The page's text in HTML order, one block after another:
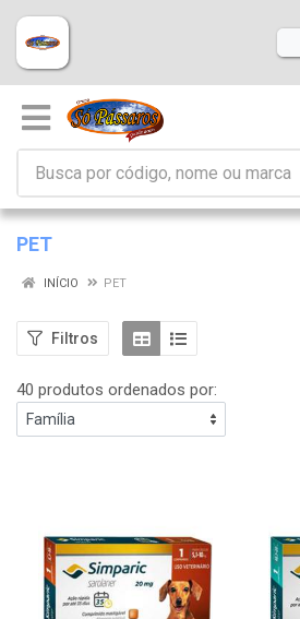
PET
INÍCIO PET
Filtros
40 produtos ordenados por: